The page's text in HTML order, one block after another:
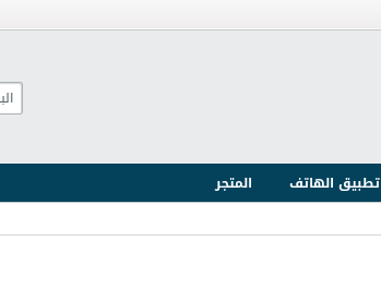
تطبيق الهاتف
المتجر